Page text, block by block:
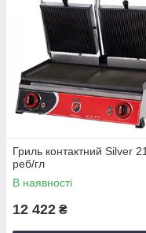
Гриль контактний Silver
реб/гл
В наявності
12 422 ₴